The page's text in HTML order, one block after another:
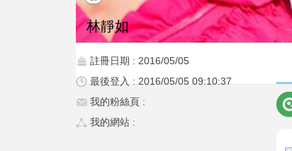
林靜如
註冊日期 : 2016/05/05
最後登入 : 2016/05/05 09:10:37
我的粉絲頁 :
我的網站 :